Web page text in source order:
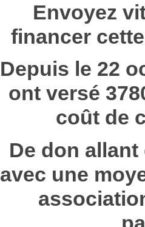
Envoyez
financer
Depuis le 22
ont versé
coût de
De don allant
avec une